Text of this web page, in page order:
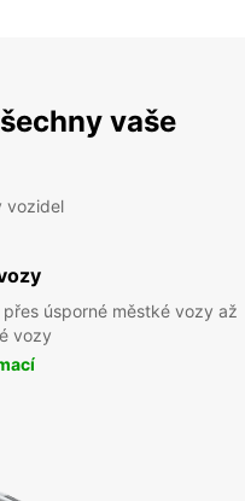
vaše
vozidel
úsporné městké vozy až
vozy